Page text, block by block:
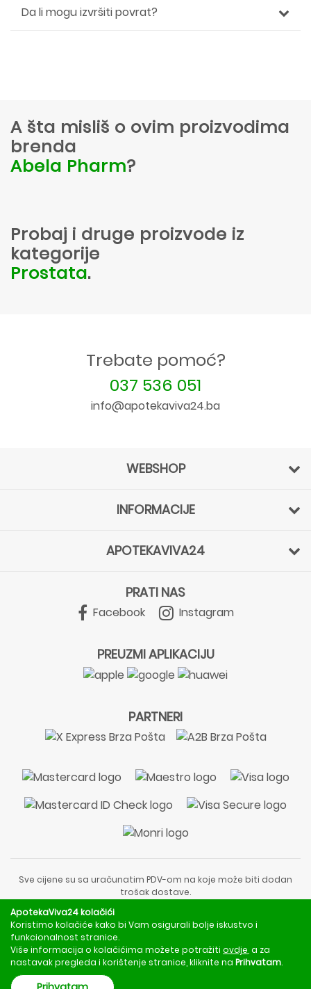
Da li mogu izvršiti povrat?
A šta misliš o ovim proizvodima
brenda
Abela Pharm?
Probaj i druge proizvode iz
kategorije
Prostata.
Trebate pomoć?
037 536 051
info@apotekaviva24.ba
WEBSHOP
INFORMACIJE
APOTEKAVIVA24
PRATI NAS
Facebook Instagram
PREUZMI APLIKACIJU
PARTNERI
Sve cijene su sa uračunatim PDV-om na koje može biti dodan
trošak dostave.
liječnički pregled ili savjet farmaceuta.
Za obavijesti o mjerama opreza, rizicima i nuspojavama
obratite se svom liječniku ili farmaceutu.
Copyright © 2020 - 2026 | ApotekaViva24 | Sva prava zadržava
ApotekaViva24 kolačići
Koristimo kolačiće kako bi Vam osigurali bolje iskustvo i
funkcionalnost stranice.
Više informacija o kolačićima možete potražiti ovdje , a za
nastavak pregleda i korištenje stranice, kliknite na Prihvatam.